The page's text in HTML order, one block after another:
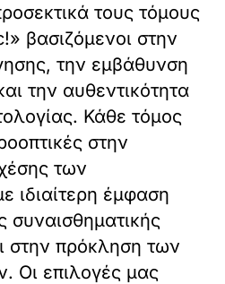
τους τόμους
βασιζόμενοι στην
την εμβάθυνση
την αυθεντικότητα
Κάθε τόμος
στην
των
ιδιαίτερη έμφαση
συναισθηματικής
στην πρόκληση των
Οι επιλογές μας